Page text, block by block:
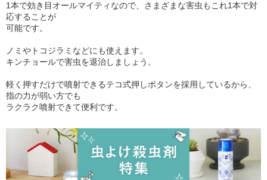
1本で効き目オールマイティなので、さまざまな害虫もこれ1本で対
応することが
可能です。
ノミやトコジラミなどにも使えます。
キンチョールで害虫を退治しましょう。
軽く押すだけで噴射できるテコ式押しボタンを採用しているから、
指の力が弱い方でも
ラクラク噴射できて便利です。